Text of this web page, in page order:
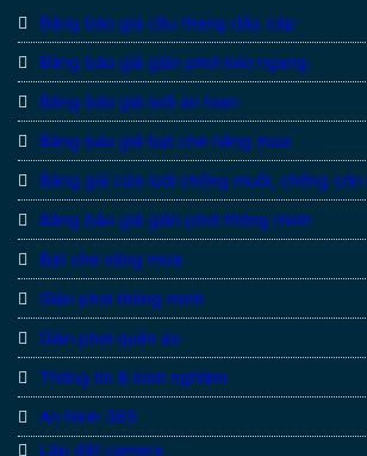
Bảng báo giá cầu thang dây cáp
Bảng báo giá giàn phơi kéo ngang
Bảng báo giá lưới an toan
Bảng báo giá bạt che nắng mưa
Bảng giá cửa lưới chống muỗi, chống côn
Bảng báo giá giàn phơi thông minh
Bạt che nắng mưa
Giàn phơi thông minh
Giàn phơi quần áo
Thông tin & kinh nghiệm
An Ninh 365